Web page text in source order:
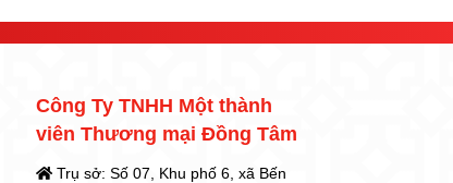
Công Ty TNHH Một thành
viên Thương mại Đồng Tâm
Trụ sở: Số 07, Khu phố 6, xã Bến